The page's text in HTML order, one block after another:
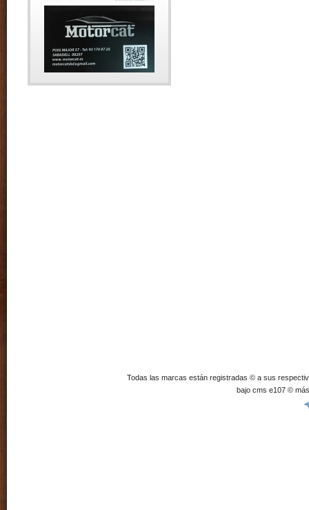
Todas las marcas están registradas © a sus
bajo cms e107 ©